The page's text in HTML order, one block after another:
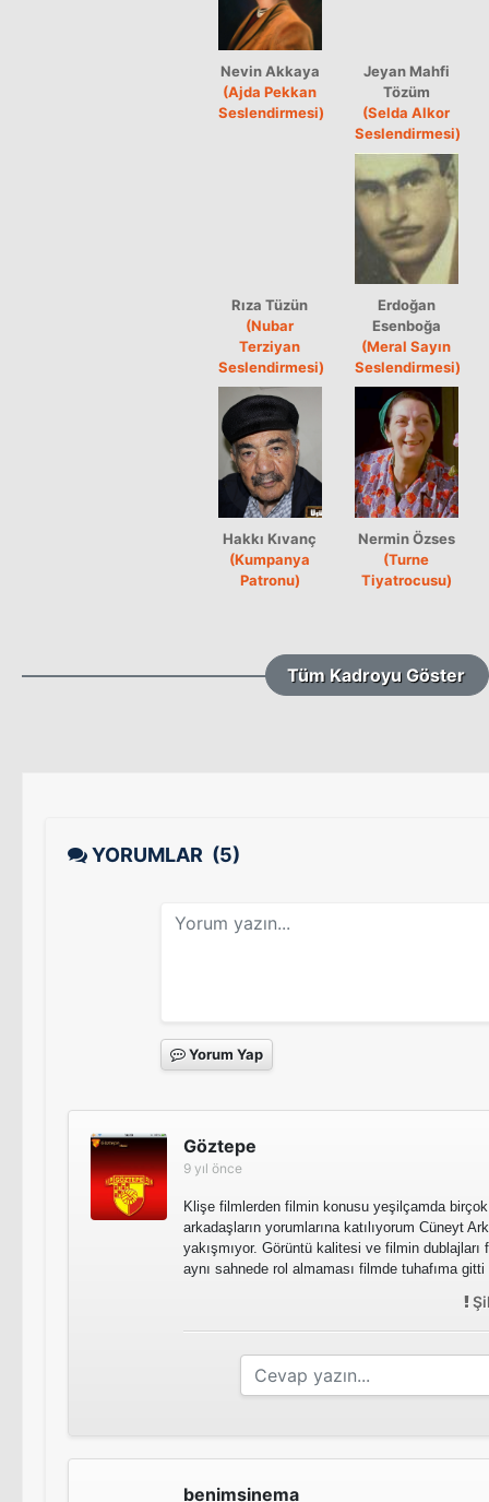
Nevin Akkaya
(Ajda Pekkan
Seslendirmesi)
Jeyan Mahfi
Tözüm
(Selda Alkor
Seslendirmesi)
Rıza Tüzün
(Nubar
Terziyan
Seslendirmesi)
Erdoğan
Esenboğa
(Meral Sayın
Seslendirmesi)
Hakkı Kıvanç
(Kumpanya
Patronu)
Nermin Özses
(Turne
Tiyatrocusu)
Tüm Kadroyu Göster
YORUMLAR (5)
Yorum Yap
Göztepe
9 yıl önce
Klişe filmlerden filmin konusu yeşilçamda
arkadaşların yorumlarına katılıyorum Cüneyt
yakışmıyor. Görüntü kalitesi ve filmin
aynı sahnede rol almaması filmde tuhafıma gitti
benimsinema